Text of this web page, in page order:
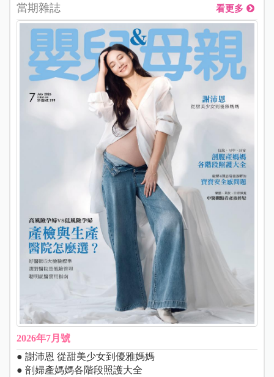
當期雜誌 看更多
2026年7月號
● 謝沛恩 從甜美少女到優雅媽媽
● 剖婦產媽媽各階段照護大全